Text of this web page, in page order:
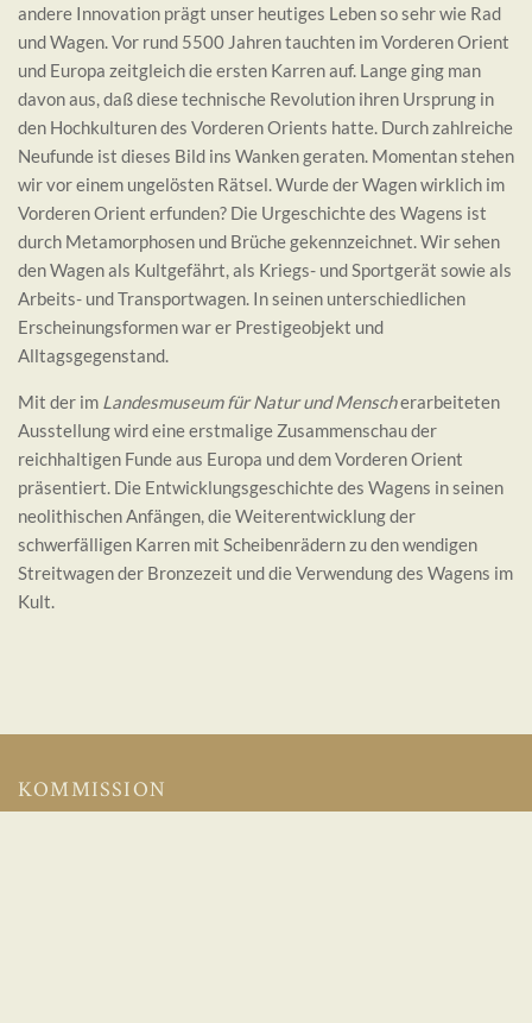
andere Innovation prägt unser heutiges Leben so sehr wie Rad
und Wagen. Vor rund 5500 Jahren tauchten im Vorderen Orient
und Europa zeitgleich die ersten Karren auf. Lange ging man
davon aus, daß diese technische Revolution ihren Ursprung in
den Hochkulturen des Vorderen Orients hatte. Durch zahlreiche
Neufunde ist dieses Bild ins Wanken geraten. Momentan stehen
wir vor einem ungelösten Rätsel. Wurde der Wagen wirklich im
Vorderen Orient erfunden? Die Urgeschichte des Wagens ist
durch Metamorphosen und Brüche gekennzeichnet. Wir sehen
den Wagen als Kultgefährt, als Kriegs- und Sportgerät sowie als
Arbeits- und Transportwagen. In seinen unterschiedlichen
Erscheinungsformen war er Prestigeobjekt und
Alltagsgegenstand.
Mit der im Landesmuseum für Natur und Menscherarbeiteten
Ausstellung wird eine erstmalige Zusammenschau der
reichhaltigen Funde aus Europa und dem Vorderen Orient
präsentiert. Die Entwicklungsgeschichte des Wagens in seinen
neolithischen Anfängen, die Weiterentwicklung der
schwerfälligen Karren mit Scheibenrädern zu den wendigen
Streitwagen der Bronzezeit und die Verwendung des Wagens im
Kult.
KOMMISSION